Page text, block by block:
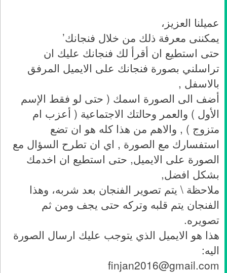
عميلنا العزيز،
يمكننى معرفة ذلك من خلال فنجانك’
حتى استطيع ان أقرأ لك فنجانك عليك ان
تراسلني بصورة فنجانك على الايميل المرفق
بالاسفل ,
أضف الى الصورة اسمك ( حتى لو فقط الإسم
الأول ) والعمر وحالتك الاجتماعية ( أعزب ام
متزوج ) , والاهم من هذا كله هو ان تضع
استفسارك مع الصورة , اي ان تطرح السؤال مع
الصورة على الايميل, حتى استطيع ان اخدمك
بشكل افضل,
ملاحظة \ يتم تصوير الفنجان بعد شربه، وهذا
الفنجان يتم قلبه وتركه حتى يجف ومن ثم
تصويره.
هذا هو الايميل الذي يتوجب عليك ارسال الصورة
اليه:
finjan2016@gmail.com